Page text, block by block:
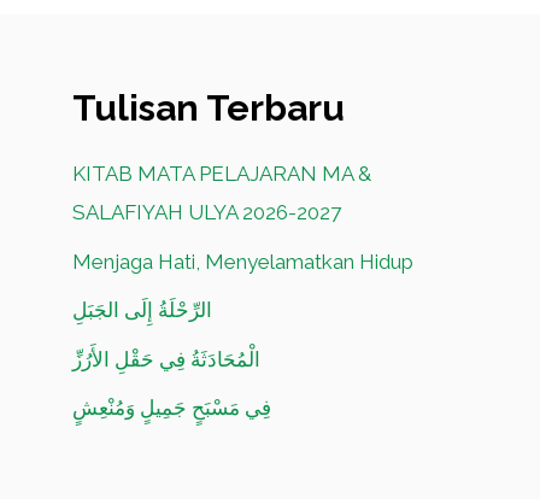
Tulisan Terbaru
KITAB MATA PELAJARAN MA &
SALAFIYAH ULYA 2026-2027
Menjaga Hati, Menyelamatkan Hidup
الرِّحْلَةُ إِلَى الجَبَلِ
الْمُحَادَثَةُ فِي حَقْلِ الأَرُزِّ
فِي مَسْبَحٍ جَمِيلٍ وَمُنْعِشٍ